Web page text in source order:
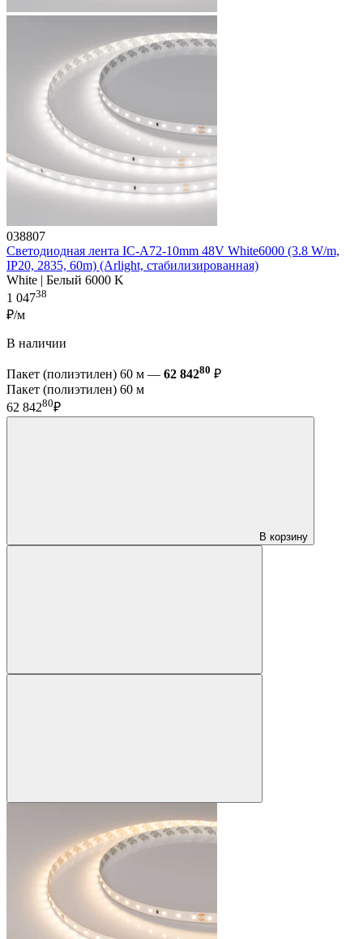
038807
Светодиодная лента IC-A72-10mm 48V White6000 (3.8 W/m,
IP20, 2835, 60m) (Arlight, стабилизированная)
White | Белый 6000 K
1 04738
₽/м
В наличии
Пакет (полиэтилен) 60 м — 62 84280 ₽
Пакет (полиэтилен) 60 м
62 84280₽
В корзину